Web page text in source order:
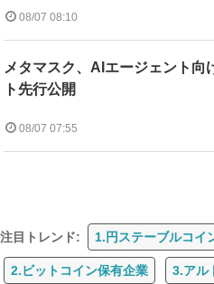
08/07 08:10
メタマスク、AIエージェント向
ト先行公開
08/07 07:55
注目トレンド: 1.円ステーブルコイ
2.ビットコイン保有企業 3.アル